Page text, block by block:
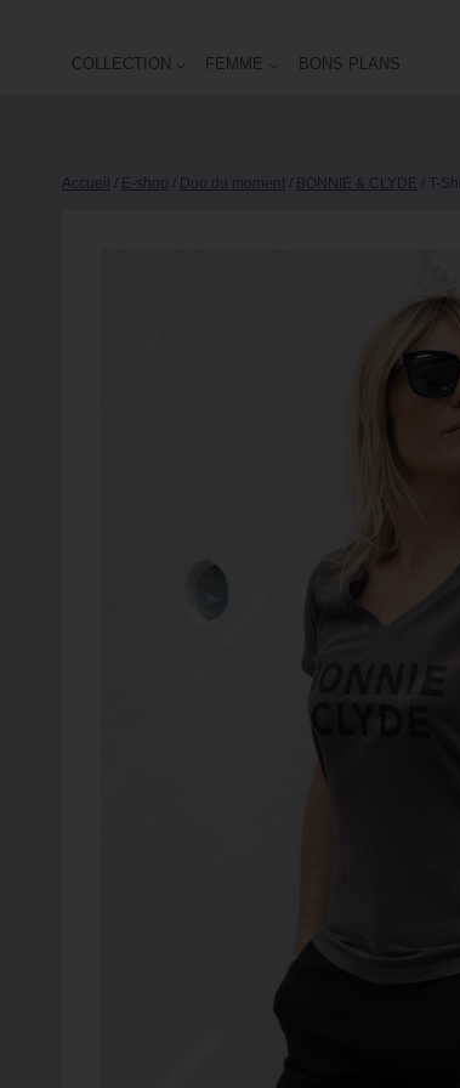
COLLECTION FEMME BONS PLANS
Accueil / E-shop / Duo du moment / BONNIE & CLYDE / T-